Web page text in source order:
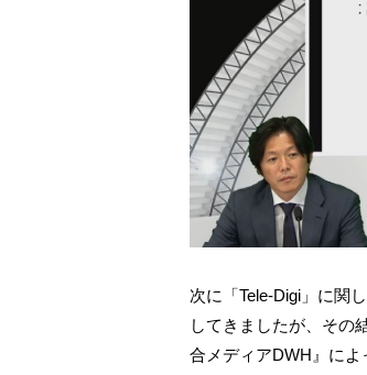
次に「Tele-Digi」に関
してきましたが、その
合メディアDWH』に